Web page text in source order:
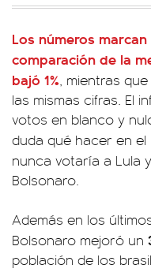
Los números
comparación de la
bajó 1%, mientras
las mismas cifras. El
votos en blanco y
duda qué hacer en el
nunca votaría a Lula
Bolsonaro.
Además en los
Bolsonaro mejoró un
población de los